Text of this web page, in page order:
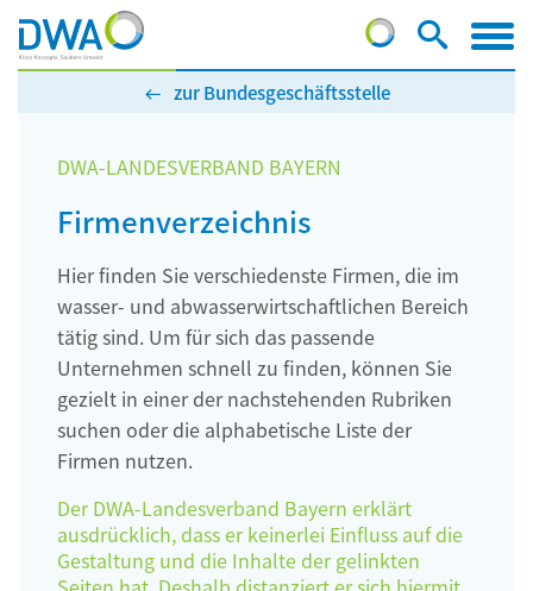
zur Bundesgeschäftsstelle
DWA-LANDESVERBAND BAYERN
Firmenverzeichnis
Hier finden Sie verschiedenste Firmen, die im
wasser- und abwasserwirtschaftlichen Bereich
tätig sind. Um für sich das passende
Unternehmen schnell zu finden, können Sie
gezielt in einer der nachstehenden Rubriken
suchen oder die alphabetische Liste der
Firmen nutzen.
Der DWA-Landesverband Bayern erklärt
ausdrücklich, dass er keinerlei Einfluss auf die
Gestaltung und die Inhalte der gelinkten